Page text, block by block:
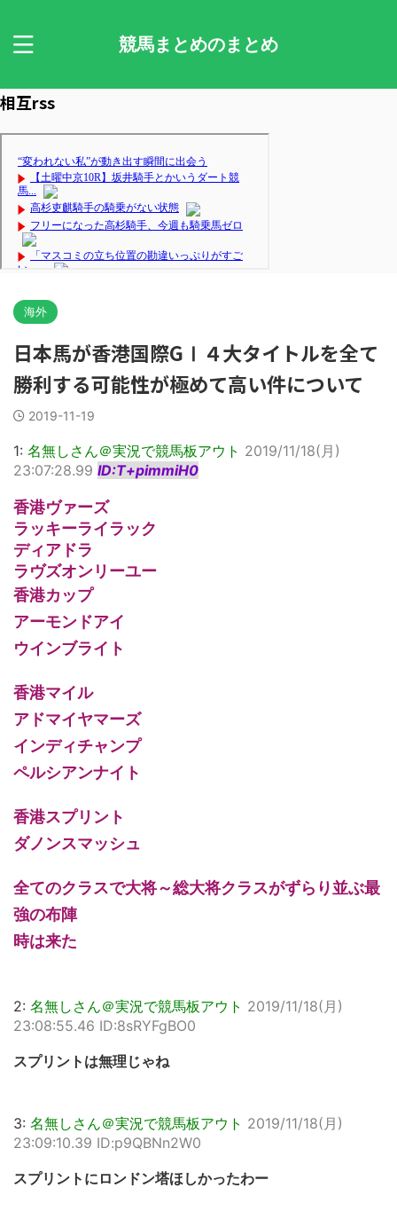
競馬まとめのまとめ
相互rss
海外
日本馬が香港国際GⅠ４大タイトルを全て
勝利する可能性が極めて高い件について
2019-11-19
1: 名無しさん＠実況で競馬板アウト 2019/11/18(月)
23:07:28.99 ID:T+pimmiH0
香港ヴァーズ
ラッキーライラック
ディアドラ
ラヴズオンリーユー
香港カップ
アーモンドアイ
ウインブライト
香港マイル
アドマイヤマーズ
インディチャンプ
ペルシアンナイト
香港スプリント
ダノンスマッシュ
全てのクラスで大将～総大将クラスがずらり並ぶ最
強の布陣
時は来た
2: 名無しさん＠実況で競馬板アウト 2019/11/18(月)
23:08:55.46 ID:8sRYFgBO0
スプリントは無理じゃね
3: 名無しさん＠実況で競馬板アウト 2019/11/18(月)
23:09:10.39 ID:p9QBNn2W0
スプリントにロンドン塔ほしかったわー